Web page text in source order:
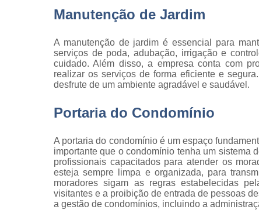
jardins
de cargas
Serviço de
Serviço
cargas e
Serviço
Manutenção de Jardim
A manutenção de jardim é essencial para
serviços de poda, adubação, irrigação e
cuidado. Além disso, a empresa conta com
realizar os serviços de forma eficiente e
desfrute de um ambiente agradável e saudável.
Portaria do Condomínio
A portaria do condomínio é um espaço
importante que o condomínio tenha um sistema
profissionais capacitados para atender os
esteja sempre limpa e organizada, para
moradores sigam as regras estabelecidas
visitantes e a proibição de entrada de pessoas
a gestão de condomínios, incluindo a